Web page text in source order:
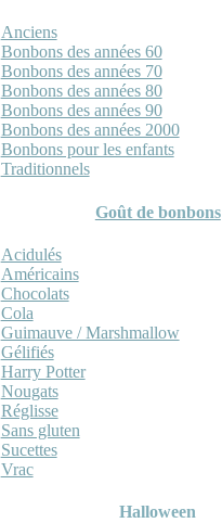
Anciens
Bonbons des années 60
Bonbons des années 70
Bonbons des années 80
Bonbons des années 90
Bonbons des années 2000
Bonbons pour les enfants
Traditionnels
Goût de bonbons
Acidulés
Américains
Chocolats
Cola
Guimauve / Marshmallow
Gélifiés
Harry Potter
Nougats
Réglisse
Sans gluten
Sucettes
Vrac
Halloween